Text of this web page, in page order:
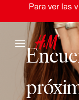
Para ver las
Encue
próxi